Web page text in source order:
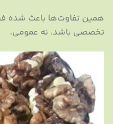
همین تفاوت‌ها باعث شده
تخصصی باشد، نه عمومی.